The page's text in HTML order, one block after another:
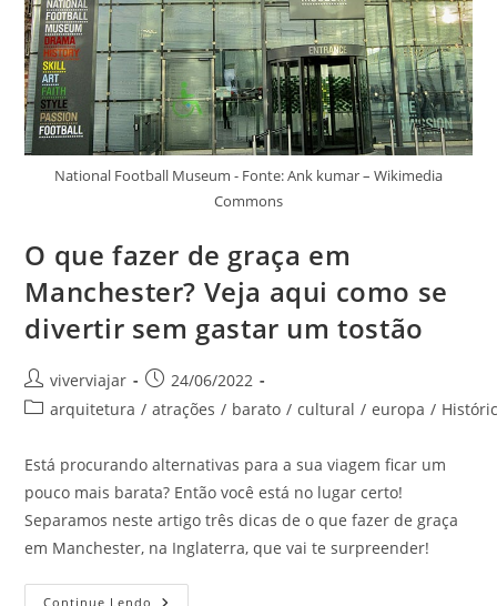
National Football Museum - Fonte: Ank kumar – Wikimedia
Commons
O que fazer de graça em
Manchester? Veja aqui como se
divertir sem gastar um tostão
Autor
do
viverviajar
Post
publicado:
24/06/2022
Categoria
post:
arquitetura / atrações / barato / cultural / europa /
Está procurando alternativas para a sua viagem ficar um
pouco mais barata? Então você está no lugar certo!
Separamos neste artigo três dicas de o que fazer de graça
em Manchester, na Inglaterra, que vai te surpreender!
Continue Lendo